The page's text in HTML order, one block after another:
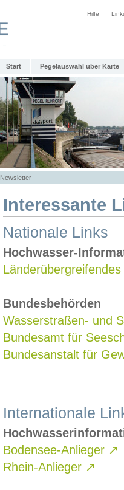
Hilfe
Start Pegelauswahl über Karte
Newsletter
Interessante
Nationale Links
Hochwasser-
Bundesbehörden
Wasserstraßen- und
Bundesamt für
Bundesanstalt für
Internationale
Bodensee-Anlieger ↗
Rhein-Anlieger ↗